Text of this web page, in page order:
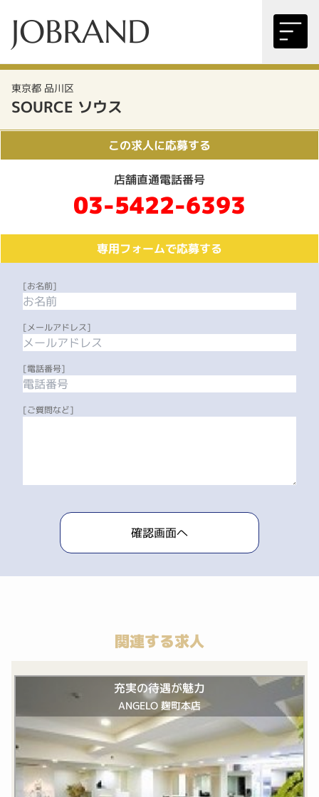
JOBRAND
東京都 品川区
SOURCE ソウス
この求人に応募する
店舗直通電話番号
03-5422-6393
専用フォームで応募する
[お名前]
[メールアドレス]
[電話番号]
[ご質問など]
関連する求人
充実の待遇が魅力
ANGELO 麹町本店